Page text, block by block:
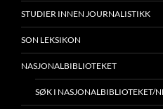
STUDIER INNEN JOURNALISTIKK
SON LEKSIKON
NASJONALBIBLIOTEKET
SØK I NASJONALBIBLIOTEKET/